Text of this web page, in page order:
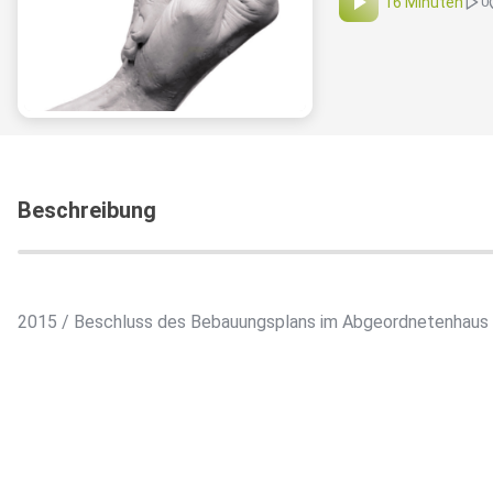
Beschreibung
2015 / Beschluss des Bebauungsplans im Abgeordnetenhaus